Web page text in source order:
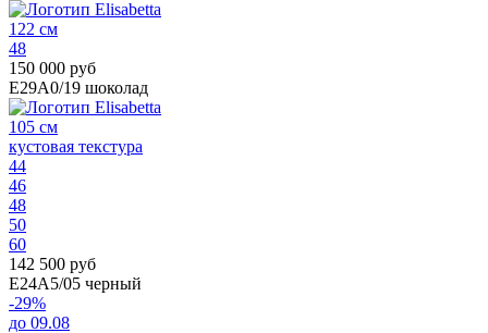
122 см
48
150 000 руб
E29A0/19 шоколад
105 см
кустовая текстура
44
46
48
50
60
142 500 руб
E24A5/05 черный
-29%
до 09.08